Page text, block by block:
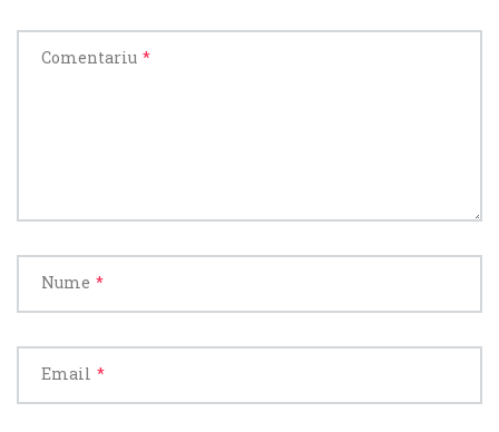
Comentariu *
Nume *
Email *